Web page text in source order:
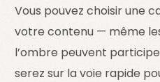
Vous pouvez choisir une
votre contenu — même
l’ombre peuvent
serez sur la voie rapide